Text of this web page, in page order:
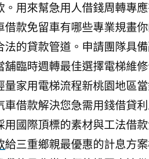
。用來幫急用人借錢周轉專
借款免留車有哪些專業規畫
法的貸款管道。申請團隊具
舖臨時週轉最佳選擇電梯維
量家用電梯流程新桃園地區
車借款解決您急需用錢借貸
用國際頂標的素材與工法借
給三重鄉親最優惠的計息方